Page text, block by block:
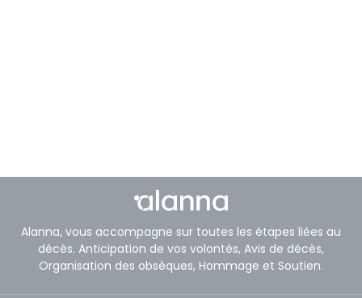
Alanna, vous accompagne sur toutes les étapes liées au
décès. Anticipation de vos volontés, Avis de décès,
Organisation des obsèques, Hommage et Soutien.